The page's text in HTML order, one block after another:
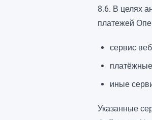
8.6. В целях
платежей
сервис
иные
Указанные